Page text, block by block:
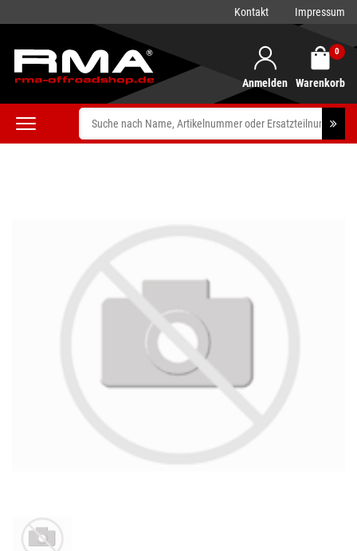
Kontakt Impressum
Anmelden
0
Warenkorb